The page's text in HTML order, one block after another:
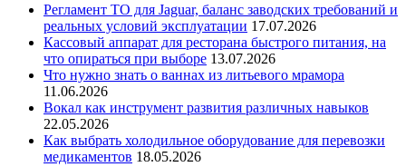
Регламент ТО для Jaguar, баланс заводских требований и
реальных условий эксплуатации 17.07.2026
Кассовый аппарат для ресторана быстрого питания, на
что опираться при выборе 13.07.2026
Что нужно знать о ваннах из литьевого мрамора
11.06.2026
Вокал как инструмент развития различных навыков
22.05.2026
Как выбрать холодильное оборудование для перевозки
медикаментов 18.05.2026